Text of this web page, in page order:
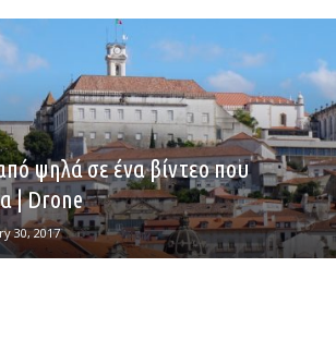
ψηλά σε ένα βίντεο που
| Drone
30, 2017